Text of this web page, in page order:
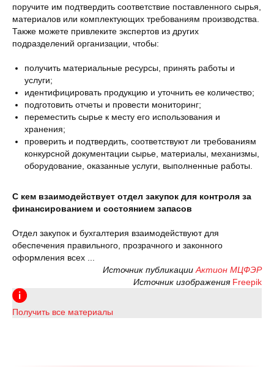
поручите им подтвердить соответствие поставленного сырья,
материалов или комплектующих требованиям производства.
Также можете привлеките экспертов из других
подразделений организации, чтобы:
получить материальные ресурсы, принять работы и
услуги;
идентифицировать продукцию и уточнить ее количество;
подготовить отчеты и провести мониторинг;
переместить сырье к месту его использования и
хранения;
проверить и подтвердить, соответствуют ли требованиям
конкурсной документации сырье, материалы, механизмы,
оборудование, оказанные услуги, выполненные работы.
С кем взаимодействует отдел закупок для контроля за
финансированием и состоянием запасов
Отдел закупок и бухгалтерия взаимодействуют для
обеспечения правильного, прозрачного и законного
оформления всех ...
Источник публикации Актион МЦФЭР
Источник изображения Freepik
Получить все материалы